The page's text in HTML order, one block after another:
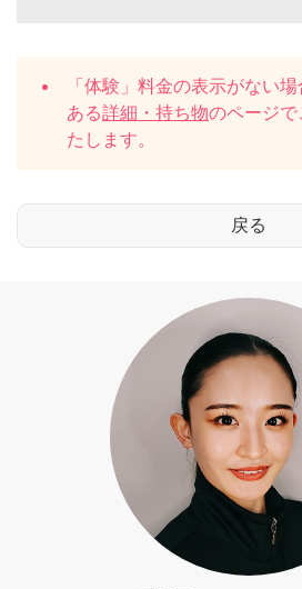
「体験」料金の表示がない
ある詳細・持ち物のページ
たします。